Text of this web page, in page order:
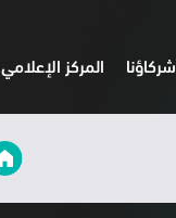
شركاؤنا المركز الإعلامي